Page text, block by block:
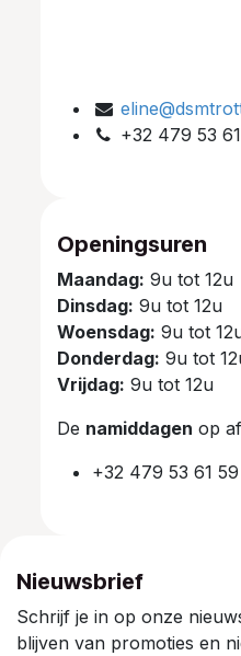
+32 479 53
Openingsuren
Maandag: 9u tot 12u
Dinsdag: 9u tot 12u
Woensdag: 9u tot
Donderdag: 9u tot
Vrijdag: 9u tot 12u
De namiddagen op
+32 479 53 61 59
Nieuwsbrief
Schrijf je in op onze
blijven van promoties en